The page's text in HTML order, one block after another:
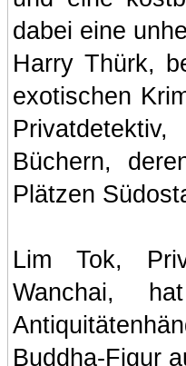
dabei eine
Harry Thürk,
exotischen
Büchern,
Plätzen
Lim Tok,
Wanchai,
Buddha-Figur